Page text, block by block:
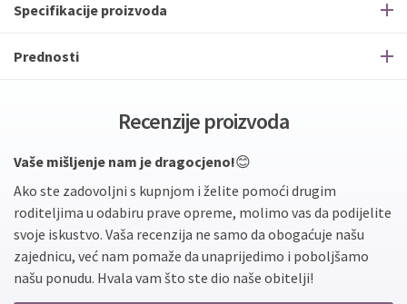
Specifikacije proizvoda
Prednosti
Recenzije proizvoda
Vaše mišljenje nam je dragocjeno!😊
Ako ste zadovoljni s kupnjom i želite pomoći drugim
roditeljima u odabiru prave opreme, molimo vas da podijelite
svoje iskustvo. Vaša recenzija ne samo da obogaćuje našu
zajednicu, već nam pomaže da unaprijedimo i poboljšamo
našu ponudu. Hvala vam što ste dio naše obitelji!